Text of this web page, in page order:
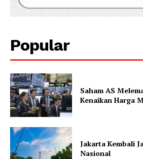
Popular
Saham AS
Kenaikan Harga
Jakarta Kembali
Nasional